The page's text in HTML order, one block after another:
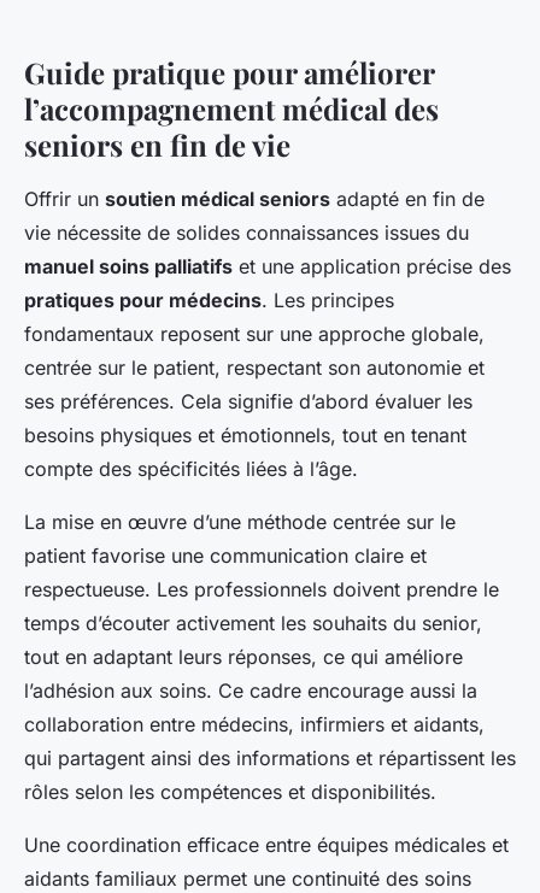
Guide pratique pour améliorer
l’accompagnement médical des
seniors en fin de vie
Offrir un soutien médical seniors adapté en fin de
vie nécessite de solides connaissances issues du
manuel soins palliatifs et une application précise des
pratiques pour médecins. Les principes
fondamentaux reposent sur une approche globale,
centrée sur le patient, respectant son autonomie et
ses préférences. Cela signifie d’abord évaluer les
besoins physiques et émotionnels, tout en tenant
compte des spécificités liées à l’âge.
La mise en œuvre d’une méthode centrée sur le
patient favorise une communication claire et
respectueuse. Les professionnels doivent prendre le
temps d’écouter activement les souhaits du senior,
tout en adaptant leurs réponses, ce qui améliore
l’adhésion aux soins. Ce cadre encourage aussi la
collaboration entre médecins, infirmiers et aidants,
qui partagent ainsi des informations et répartissent les
rôles selon les compétences et disponibilités.
Une coordination efficace entre équipes médicales et
aidants familiaux permet une continuité des soins